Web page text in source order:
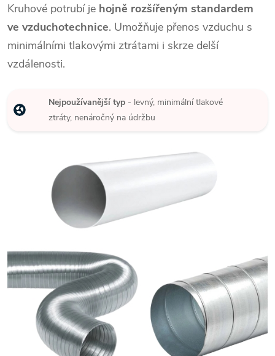
Kruhové potrubí je hojně rozšířeným standardem
ve vzduchotechnice. Umožňuje přenos vzduchu s
minimálními tlakovými ztrátami i skrze delší
vzdálenosti.
Nejpoužívanější typ - levný, minimální tlakové
ztráty, nenáročný na údržbu